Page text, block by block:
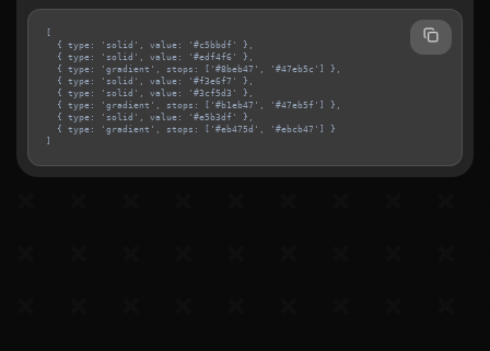
[
  { type: 'solid', value: '#c5bbdf' },
  { type: 'solid', value: '#edf4f6' },
  { type: 'gradient', stops: ['#8beb47', '#47eb5c'] },
  { type: 'solid', value: '#f3e6f7' },
  { type: 'solid', value: '#3cf5d3' },
  { type: 'gradient', stops: ['#b1eb47', '#47eb5f'] },
  { type: 'solid', value: '#e5b3df' },
  { type: 'gradient', stops: ['#eb475d', '#ebcb47'] }
]